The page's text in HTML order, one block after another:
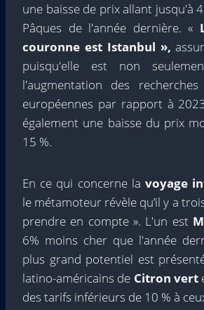
une baisse de prix allant jusqu'à
Pâques de l'année dernière. «
couronne est Istanbul »,
puisqu'elle est non
l'augmentation des
européennes par rapport à
également une baisse du prix
15 %.
En ce qui concerne la voyage
le métamoteur révèle qu’il y a
prendre en compte ». L'un est
6% moins cher que l'année
plus grand potentiel est
latino-américains de Citron vert
des tarifs inférieurs de 10 % à